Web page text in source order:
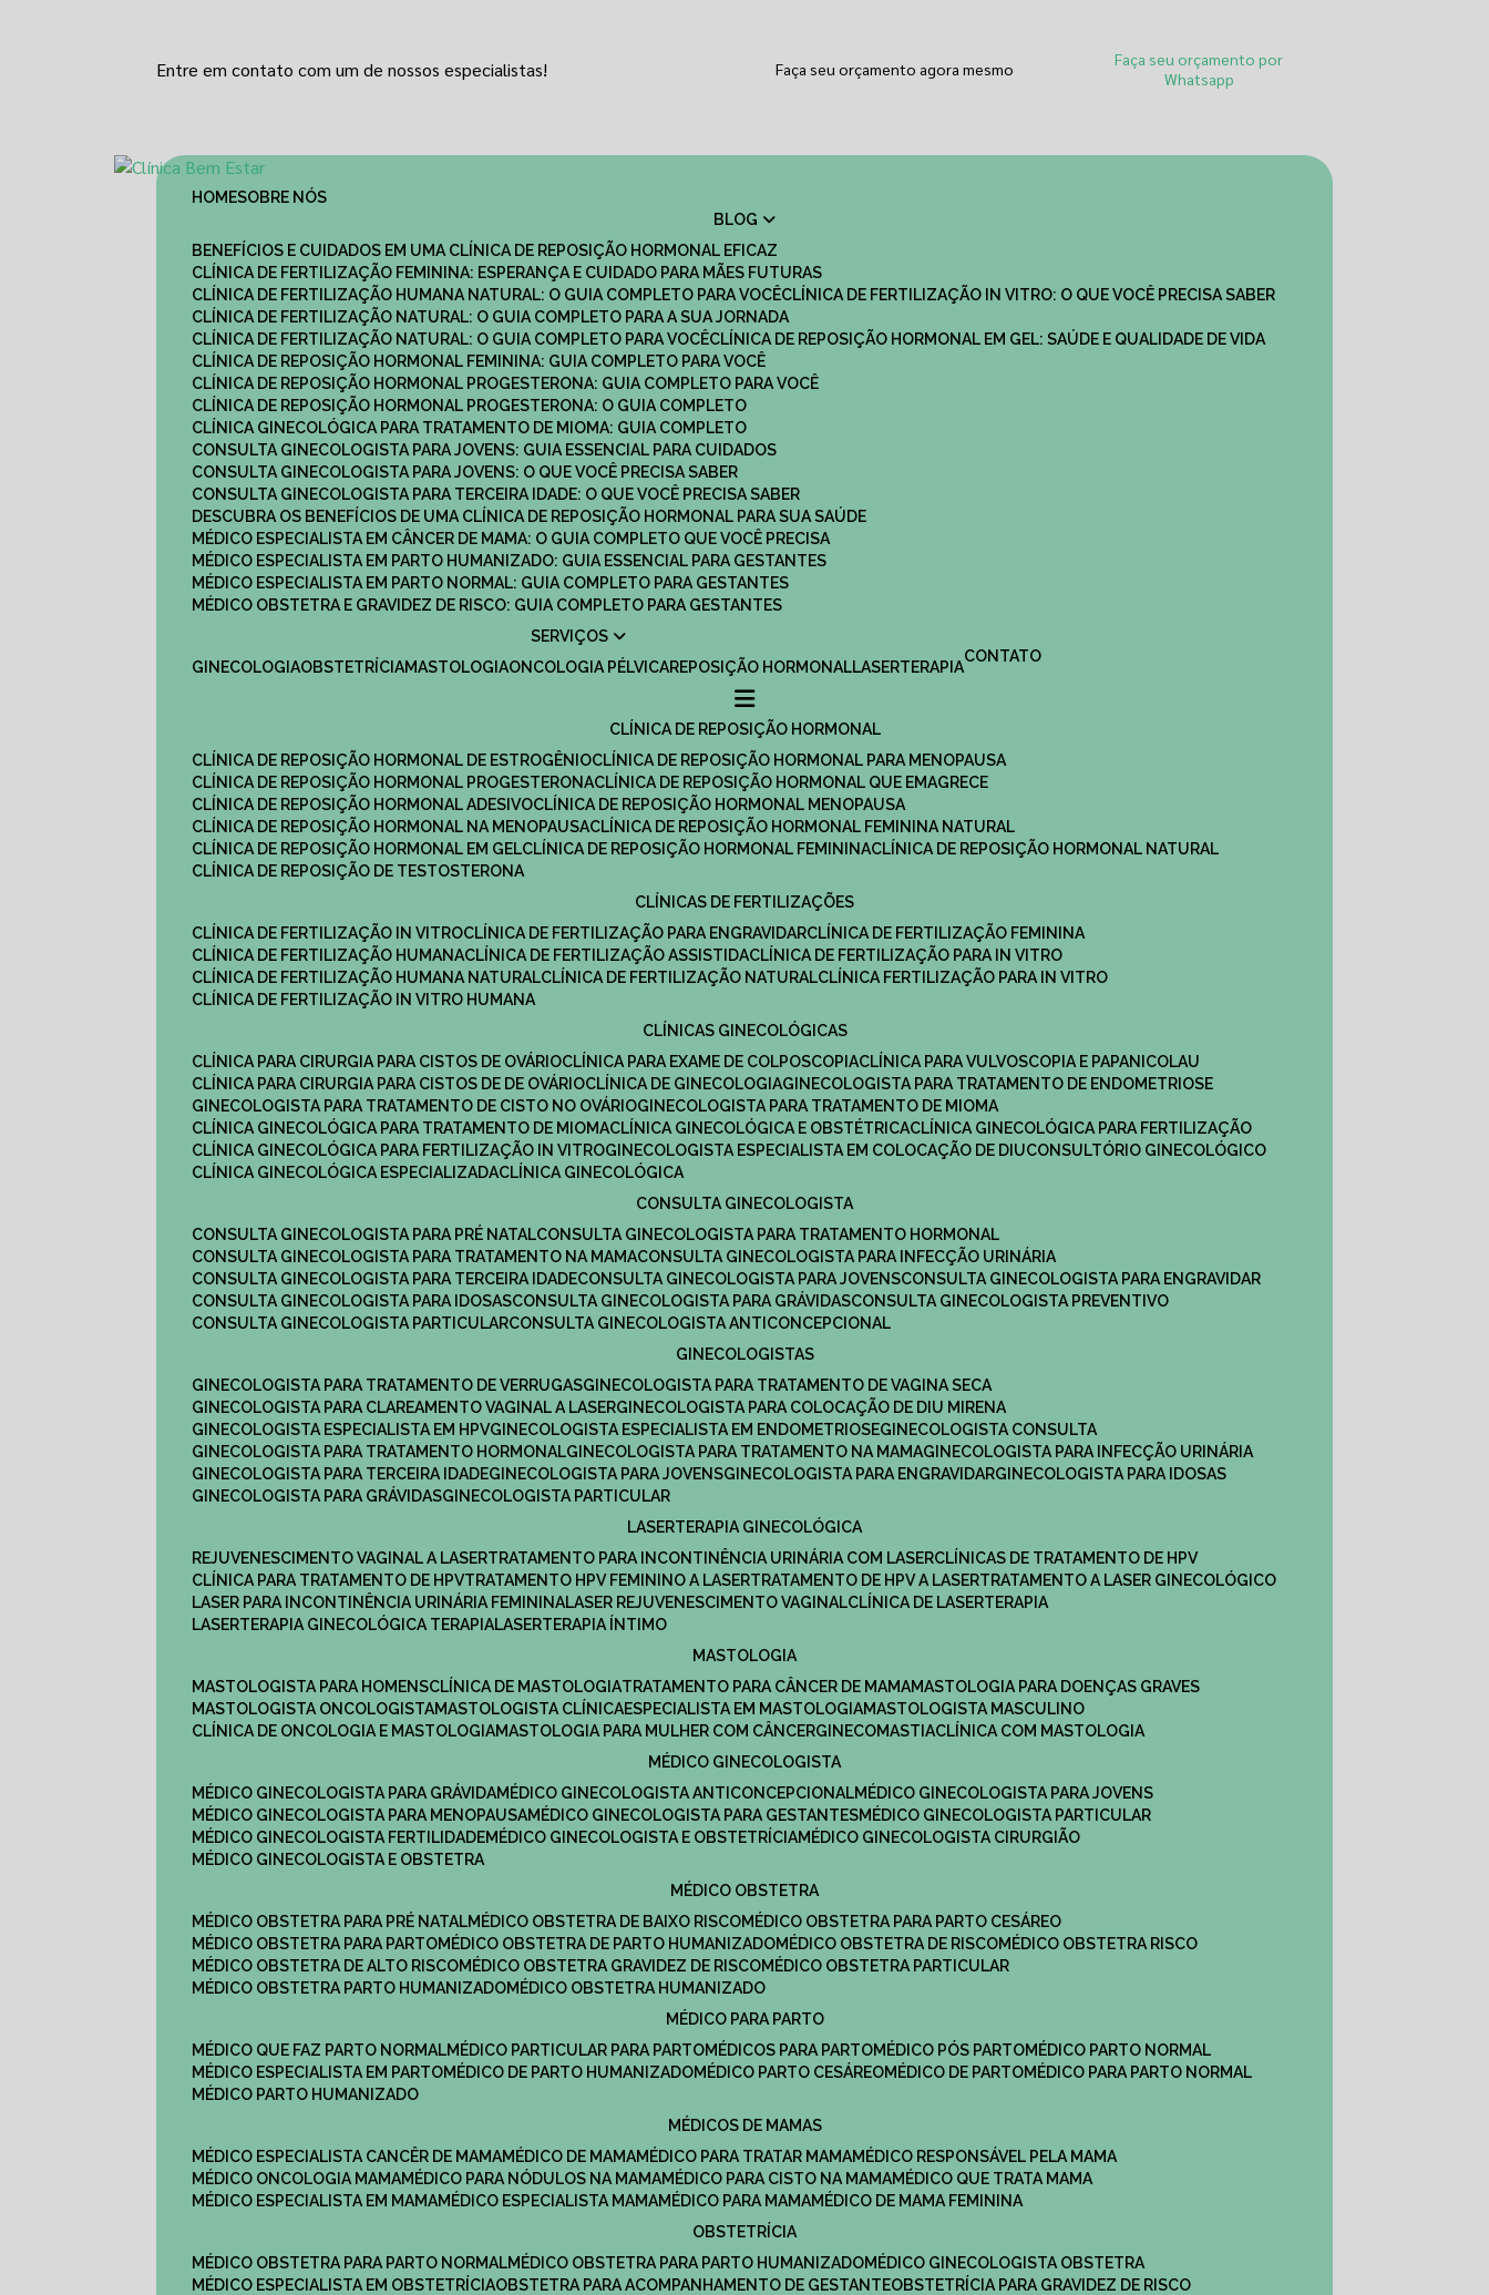
Entre em contato com um de nossos especialistas! Faça seu orçamento agora mesmo
Faça seu orçamento por
Whatsapp
HOME
SOBRE NÓS
BLOG
BENEFÍCIOS E CUIDADOS EM UMA CLÍNICA DE REPOSIÇÃO HORMONAL EFICAZ
CLÍNICA DE FERTILIZAÇÃO FEMININA: ESPERANÇA E CUIDADO PARA MÃES FUTURAS
CLÍNICA DE FERTILIZAÇÃO HUMANA NATURAL: O GUIA COMPLETO PARA VOCÊ
CLÍNICA DE FERTILIZAÇÃO IN VITRO: O QUE VOCÊ PRECISA SABER
CLÍNICA DE FERTILIZAÇÃO NATURAL: O GUIA COMPLETO PARA A SUA JORNADA
CLÍNICA DE FERTILIZAÇÃO NATURAL: O GUIA COMPLETO PARA VOCÊ
CLÍNICA DE REPOSIÇÃO HORMONAL EM GEL: SAÚDE E QUALIDADE DE VIDA
CLÍNICA DE REPOSIÇÃO HORMONAL FEMININA: GUIA COMPLETO PARA VOCÊ
CLÍNICA DE REPOSIÇÃO HORMONAL PROGESTERONA: GUIA COMPLETO PARA VOCÊ
CLÍNICA DE REPOSIÇÃO HORMONAL PROGESTERONA: O GUIA COMPLETO
CLÍNICA GINECOLÓGICA PARA TRATAMENTO DE MIOMA: GUIA COMPLETO
CONSULTA GINECOLOGISTA PARA JOVENS: GUIA ESSENCIAL PARA CUIDADOS
CONSULTA GINECOLOGISTA PARA JOVENS: O QUE VOCÊ PRECISA SABER
CONSULTA GINECOLOGISTA PARA TERCEIRA IDADE: O QUE VOCÊ PRECISA SABER
DESCUBRA OS BENEFÍCIOS DE UMA CLÍNICA DE REPOSIÇÃO HORMONAL PARA SUA SAÚDE
MÉDICO ESPECIALISTA EM CÂNCER DE MAMA: O GUIA COMPLETO QUE VOCÊ PRECISA
MÉDICO ESPECIALISTA EM PARTO HUMANIZADO: GUIA ESSENCIAL PARA GESTANTES
MÉDICO ESPECIALISTA EM PARTO NORMAL: GUIA COMPLETO PARA GESTANTES
MÉDICO OBSTETRA E GRAVIDEZ DE RISCO: GUIA COMPLETO PARA GESTANTES
SERVIÇOS
GINECOLOGIA
OBSTETRÍCIA MASTOLOGIA ONCOLOGIA PÉLVICA REPOSIÇÃO HORMONAL LASERTERAPIA
CONTATO
CLÍNICA DE REPOSIÇÃO HORMONAL
CLÍNICA DE REPOSIÇÃO HORMONAL DE ESTROGÊNIO
CLÍNICA DE REPOSIÇÃO HORMONAL PARA MENOPAUSA
CLÍNICA DE REPOSIÇÃO HORMONAL PROGESTERONA
CLÍNICA DE REPOSIÇÃO HORMONAL QUE EMAGRECE
CLÍNICA DE REPOSIÇÃO HORMONAL ADESIVO
CLÍNICA DE REPOSIÇÃO HORMONAL MENOPAUSA
CLÍNICA DE REPOSIÇÃO HORMONAL NA MENOPAUSA
CLÍNICA DE REPOSIÇÃO HORMONAL FEMININA NATURAL
CLÍNICA DE REPOSIÇÃO HORMONAL EM GEL
CLÍNICA DE REPOSIÇÃO HORMONAL FEMININA
CLÍNICA DE REPOSIÇÃO HORMONAL NATURAL
CLÍNICA DE REPOSIÇÃO DE TESTOSTERONA
CLÍNICAS DE FERTILIZAÇÕES
CLÍNICA DE FERTILIZAÇÃO IN VITRO
CLÍNICA DE FERTILIZAÇÃO PARA ENGRAVIDAR
CLÍNICA DE FERTILIZAÇÃO FEMININA
CLÍNICA DE FERTILIZAÇÃO HUMANA
CLÍNICA DE FERTILIZAÇÃO ASSISTIDA
CLÍNICA DE FERTILIZAÇÃO PARA IN VITRO
CLÍNICA DE FERTILIZAÇÃO HUMANA NATURAL
CLÍNICA DE FERTILIZAÇÃO NATURAL
CLÍNICA FERTILIZAÇÃO PARA IN VITRO
CLÍNICA DE FERTILIZAÇÃO IN VITRO HUMANA
CLÍNICAS GINECOLÓGICAS
CLÍNICA PARA CIRURGIA PARA CISTOS DE OVÁRIO
CLÍNICA PARA EXAME DE COLPOSCOPIA
CLÍNICA PARA VULVOSCOPIA E PAPANICOLAU
CLÍNICA PARA CIRURGIA PARA CISTOS DE DE OVÁRIO
CLÍNICA DE GINECOLOGIA
GINECOLOGISTA PARA TRATAMENTO DE ENDOMETRIOSE
GINECOLOGISTA PARA TRATAMENTO DE CISTO NO OVÁRIO
GINECOLOGISTA PARA TRATAMENTO DE MIOMA
CLÍNICA GINECOLÓGICA PARA TRATAMENTO DE MIOMA
CLÍNICA GINECOLÓGICA E OBSTÉTRICA
CLÍNICA GINECOLÓGICA PARA FERTILIZAÇÃO
CLÍNICA GINECOLÓGICA PARA FERTILIZAÇÃO IN VITRO
GINECOLOGISTA ESPECIALISTA EM COLOCAÇÃO DE DIU
CONSULTÓRIO GINECOLÓGICO
CLÍNICA GINECOLÓGICA ESPECIALIZADA
CLÍNICA GINECOLÓGICA
CONSULTA GINECOLOGISTA
CONSULTA GINECOLOGISTA PARA PRÉ NATAL
CONSULTA GINECOLOGISTA PARA TRATAMENTO HORMONAL
CONSULTA GINECOLOGISTA PARA TRATAMENTO NA MAMA
CONSULTA GINECOLOGISTA PARA INFECÇÃO URINÁRIA
CONSULTA GINECOLOGISTA PARA TERCEIRA IDADE
CONSULTA GINECOLOGISTA PARA JOVENS
CONSULTA GINECOLOGISTA PARA ENGRAVIDAR
CONSULTA GINECOLOGISTA PARA IDOSAS
CONSULTA GINECOLOGISTA PARA GRÁVIDAS
CONSULTA GINECOLOGISTA PREVENTIVO
CONSULTA GINECOLOGISTA PARTICULAR
CONSULTA GINECOLOGISTA ANTICONCEPCIONAL
GINECOLOGISTAS
GINECOLOGISTA PARA TRATAMENTO DE VERRUGAS
GINECOLOGISTA PARA TRATAMENTO DE VAGINA SECA
GINECOLOGISTA PARA CLAREAMENTO VAGINAL A LASER
GINECOLOGISTA PARA COLOCAÇÃO DE DIU MIRENA
GINECOLOGISTA ESPECIALISTA EM HPV
GINECOLOGISTA ESPECIALISTA EM ENDOMETRIOSE
GINECOLOGISTA CONSULTA
GINECOLOGISTA PARA TRATAMENTO HORMONAL
GINECOLOGISTA PARA TRATAMENTO NA MAMA
GINECOLOGISTA PARA INFECÇÃO URINÁRIA
GINECOLOGISTA PARA TERCEIRA IDADE
GINECOLOGISTA PARA JOVENS GINECOLOGISTA PARA ENGRAVIDAR
GINECOLOGISTA PARA IDOSAS
GINECOLOGISTA PARA GRÁVIDAS
GINECOLOGISTA PARTICULAR
LASERTERAPIA GINECOLÓGICA
REJUVENESCIMENTO VAGINAL A LASER
TRATAMENTO PARA INCONTINÊNCIA URINÁRIA COM LASER
CLÍNICAS DE TRATAMENTO DE HPV
CLÍNICA PARA TRATAMENTO DE HPV
TRATAMENTO HPV FEMININO A LASER TRATAMENTO DE HPV A LASER
TRATAMENTO A LASER GINECOLÓGICO
LASER PARA INCONTINÊNCIA URINÁRIA FEMININA LASER REJUVENESCIMENTO VAGINAL
CLÍNICA DE LASERTERAPIA
LASERTERAPIA GINECOLÓGICA TERAPIA LASERTERAPIA ÍNTIMO
MASTOLOGIA
MASTOLOGISTA PARA HOMENS
CLÍNICA DE MASTOLOGIA TRATAMENTO PARA CÂNCER DE MAMA
MASTOLOGIA PARA DOENÇAS GRAVES
MASTOLOGISTA ONCOLOGISTA
MASTOLOGISTA CLÍNICA ESPECIALISTA EM MASTOLOGIA
MASTOLOGISTA MASCULINO
CLÍNICA DE ONCOLOGIA E MASTOLOGIA
MASTOLOGIA PARA MULHER COM CÂNCER GINECOMASTIA
CLÍNICA COM MASTOLOGIA
MÉDICO GINECOLOGISTA
MÉDICO GINECOLOGISTA PARA GRÁVIDA
MÉDICO GINECOLOGISTA ANTICONCEPCIONAL
MÉDICO GINECOLOGISTA PARA JOVENS
MÉDICO GINECOLOGISTA PARA MENOPAUSA
MÉDICO GINECOLOGISTA PARA GESTANTES
MÉDICO GINECOLOGISTA PARTICULAR
MÉDICO GINECOLOGISTA FERTILIDADE
MÉDICO GINECOLOGISTA E OBSTETRÍCIA
MÉDICO GINECOLOGISTA CIRURGIÃO
MÉDICO GINECOLOGISTA E OBSTETRA
MÉDICO OBSTETRA
MÉDICO OBSTETRA PARA PRÉ NATAL
MÉDICO OBSTETRA DE BAIXO RISCO
MÉDICO OBSTETRA PARA PARTO CESÁREO
MÉDICO OBSTETRA PARA PARTO
MÉDICO OBSTETRA DE PARTO HUMANIZADO MÉDICO OBSTETRA DE RISCO
MÉDICO OBSTETRA RISCO
MÉDICO OBSTETRA DE ALTO RISCO
MÉDICO OBSTETRA GRAVIDEZ DE RISCO
MÉDICO OBSTETRA PARTICULAR
MÉDICO OBSTETRA PARTO HUMANIZADO
MÉDICO OBSTETRA HUMANIZADO
MÉDICO PARA PARTO
MÉDICO QUE FAZ PARTO NORMAL
MÉDICO PARTICULAR PARA PARTO MÉDICOS PARA PARTO MÉDICO PÓS PARTO
MÉDICO PARTO NORMAL
MÉDICO ESPECIALISTA EM PARTO
MÉDICO DE PARTO HUMANIZADO MÉDICO PARTO CESÁREO MÉDICO DE PARTO
MÉDICO PARA PARTO NORMAL
MÉDICO PARTO HUMANIZADO
MÉDICOS DE MAMAS
MÉDICO ESPECIALISTA CANCÊR DE MAMA
MÉDICO DE MAMA MÉDICO PARA TRATAR MAMA
MÉDICO RESPONSÁVEL PELA MAMA
MÉDICO ONCOLOGIA MAMA
MÉDICO PARA NÓDULOS NA MAMA MÉDICO PARA CISTO NA MAMA
MÉDICO QUE TRATA MAMA
MÉDICO ESPECIALISTA EM MAMA
MÉDICO ESPECIALISTA MAMA MÉDICO PARA MAMA
MÉDICO DE MAMA FEMININA
OBSTETRÍCIA
MÉDICO OBSTETRA PARA PARTO NORMAL
MÉDICO OBSTETRA PARA PARTO HUMANIZADO
MÉDICO GINECOLOGISTA OBSTETRA
MÉDICO ESPECIALISTA EM OBSTETRÍCIA
OBSTETRA PARA ACOMPANHAMENTO DE GESTANTE
OBSTETRÍCIA PARA GRAVIDEZ DE RISCO